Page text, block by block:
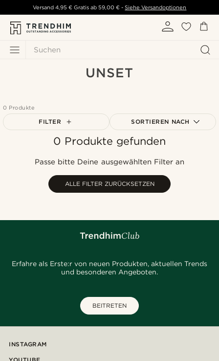
Suchen
Versand 4,95 € Gratis ab 59,00 € - Siehe Versandoptionen
UNSET
0 Produkte
FILTER SORTIEREN NACH
Am Beliebtesten
Höchster Preis
0 Produkte gefunden
Passe bitte Deine ausgewählten Filter an
ALLE FILTER ZURÜCKSETZEN
Erfahre als Erste:r von neuen Produkten, aktuellen Trends
und besonderen Angeboten.
BEITRETEN
INSTAGRAM